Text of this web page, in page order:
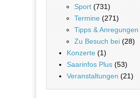
Sport (731)
Termine (271)
Tipps & Anregungen
Zu Besuch bei (28)
Konzerte (1)
Saarinfos Plus (53)
Veranstaltungen (21)